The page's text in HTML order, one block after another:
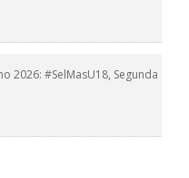
2026: #SelMasU18, Segunda